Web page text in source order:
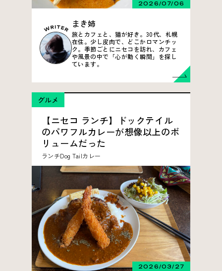
2026/07/06
まき姉
旅とカフェと、猫が好き。30代、札幌
在住。少し皮肉で、どこかロマンチッ
ク。季節ごとにニセコを訪れ、カフェ
や風景の中で「心が動く瞬間」を探し
ています。
グルメ
【ニセコ ランチ】ドックテイル
のパワフルカレーが想像以上のボ
リュームだった
ランチDog Tailカレー
2026/03/27